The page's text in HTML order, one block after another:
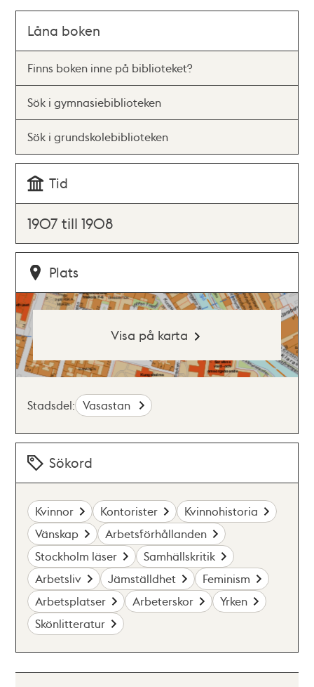
Låna boken
Finns boken inne på biblioteket?
Sök i gymnasiebiblioteken
Sök i grundskolebiblioteken
Tid
1907 till 1908
Plats
Visa på karta
Stadsdel: Vasastan
Sökord
Kvinnor Kontorister
Kvinnohistoria
Vänskap
Arbetsförhållanden
Stockholm läser
Samhällskritik
Arbetsliv
Jämställdhet
Feminism
Arbetsplatser
Arbeterskor
Yrken
Skönlitteratur